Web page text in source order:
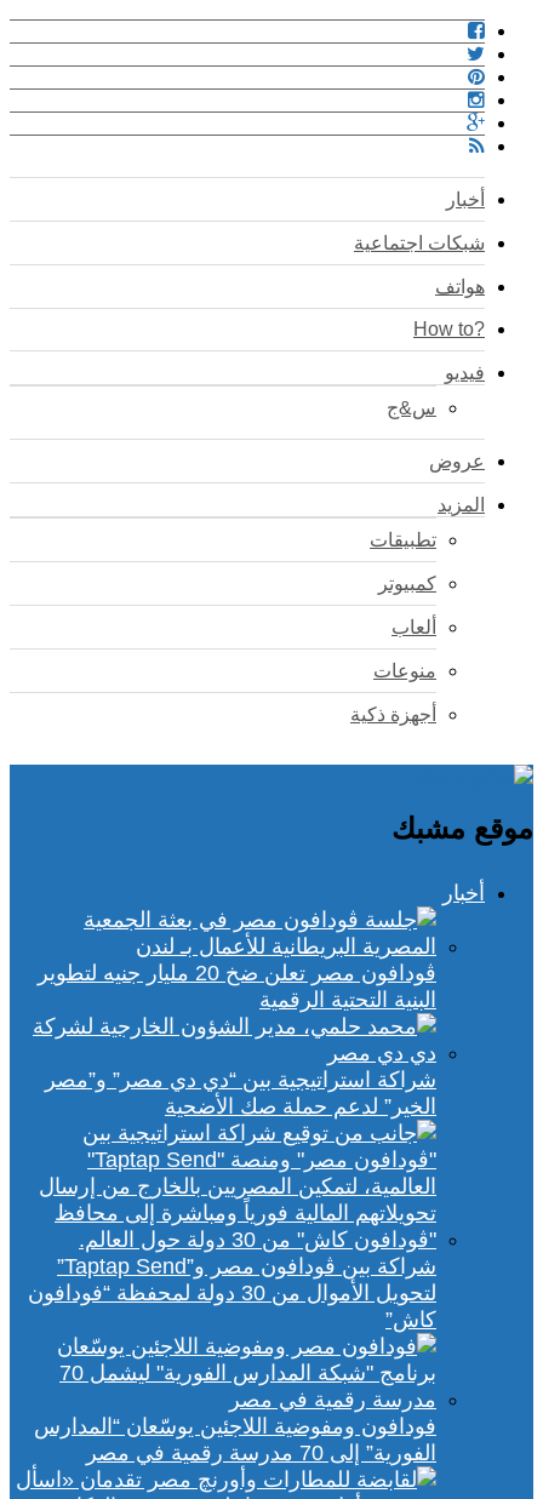
أخبار
شبكات اجتماعية
هواتف
?How to
فيديو
س&ج
عروض
المزيد
تطبيقات
كمبيوتر
ألعاب
منوعات
أجهزة ذكية
موقع مشبك
أخبار
ڤودافون مصر تعلن ضخ 20 مليار جنيه لتطوير
البنية التحتية الرقمية
شراكة استراتيجية بين “دي دي مصر” و”مصر
الخير” لدعم حملة صك الأضحية
شراكة بين ڤودافون مصر و”Taptap Send”
لتحويل الأموال من 30 دولة لمحفظة “فودافون
كاش”
فودافون ومفوضية اللاجئين يوسّعان “المدارس
الفورية” إلى 70 مدرسة رقمية في مصر